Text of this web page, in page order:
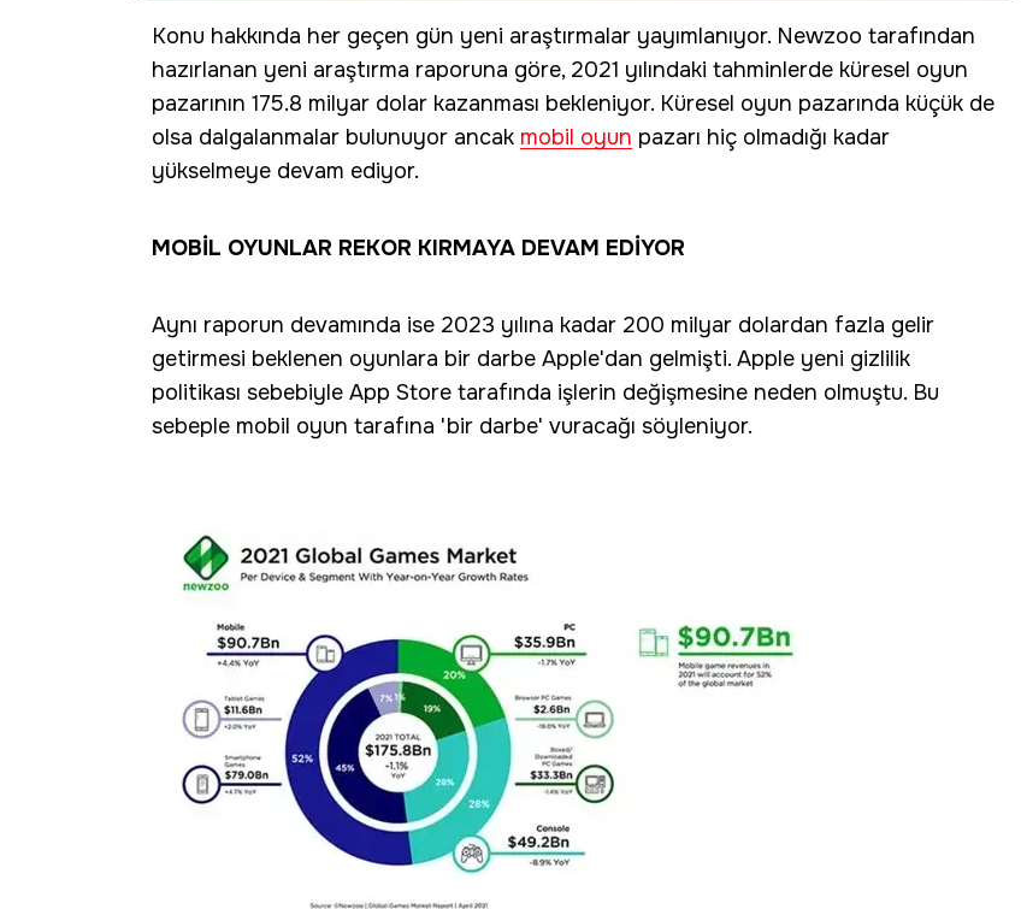
Konu hakkında her geçen gün yeni araştırmalar yayımlanıyor. Newzoo tarafından
hazırlanan yeni araştırma raporuna göre, 2021 yılındaki tahminlerde küresel oyun
pazarının 175.8 milyar dolar kazanması bekleniyor. Küresel oyun pazarında küçük de
olsa dalgalanmalar bulunuyor ancak mobil oyun pazarı hiç olmadığı kadar
yükselmeye devam ediyor.
MOBİL OYUNLAR REKOR KIRMAYA DEVAM EDİYOR
Aynı raporun devamında ise 2023 yılına kadar 200 milyar dolardan fazla gelir
getirmesi beklenen oyunlara bir darbe Apple'dan gelmişti. Apple yeni gizlilik
politikası sebebiyle App Store tarafında işlerin değişmesine neden olmuştu. Bu
sebeple mobil oyun tarafına 'bir darbe' vuracağı söyleniyor.